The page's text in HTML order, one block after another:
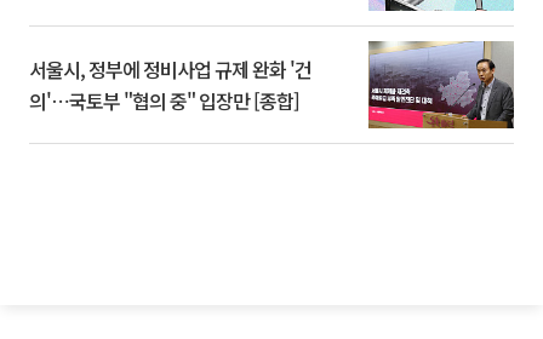
서울시, 정부에 정비사업 규제 완화 '건
의'⋯국토부 "협의 중" 입장만 [종합]